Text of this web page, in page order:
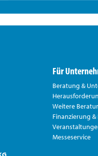
Für
Beratung &
Weitere
Finanzierung
Messeservice